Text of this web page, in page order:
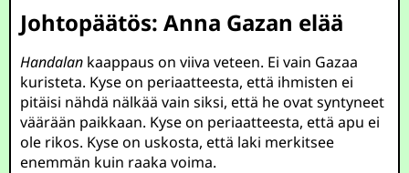
Johtopäätös: Anna Gazan elää
Handalan kaappaus on viiva veteen. Ei vain Gazaa
kuristeta. Kyse on periaatteesta, että ihmisten ei
pitäisi nähdä nälkää vain siksi, että he ovat syntyneet
väärään paikkaan. Kyse on periaatteesta, että apu ei
ole rikos. Kyse on uskosta, että laki merkitsee
enemmän kuin raaka voima.